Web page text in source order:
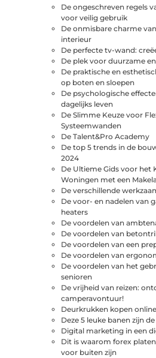
De ongeschreven regels
voor veilig gebruik
De onmisbare charme
interieur
De perfecte tv-wand:
De plek voor duurzame
De praktische en
op boten en sloepen
De psychologische
dagelijks leven
De Slimme Keuze voor
Systeemwanden
De Talent&Pro Academy
De top 5 trends in de
2024
De Ultieme Gids voor het
Woningen met een
De verschillende
De voor- en nadelen van
heaters
De voordelen van
De voordelen van
De voordelen van een
De voordelen van
De voordelen van het
senioren
De vrijheid van reizen:
camperavontuur!
Deurkrukken kopen online
Deze 5 leuke banen zijn
Digital marketing in een
Dit is waarom forex
voor buiten zijn